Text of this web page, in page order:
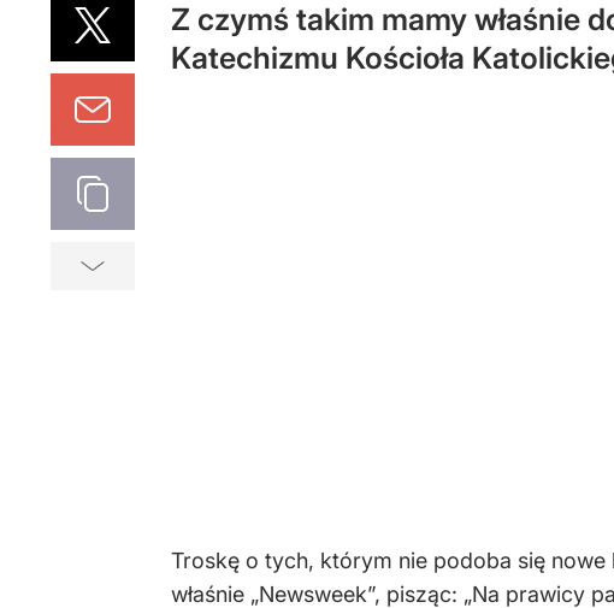
Z czymś takim mamy właśnie
Katechizmu Kościoła
Troskę o tych, którym nie podoba się nowe
właśnie „Newsweek”, pisząc: „Na prawicy